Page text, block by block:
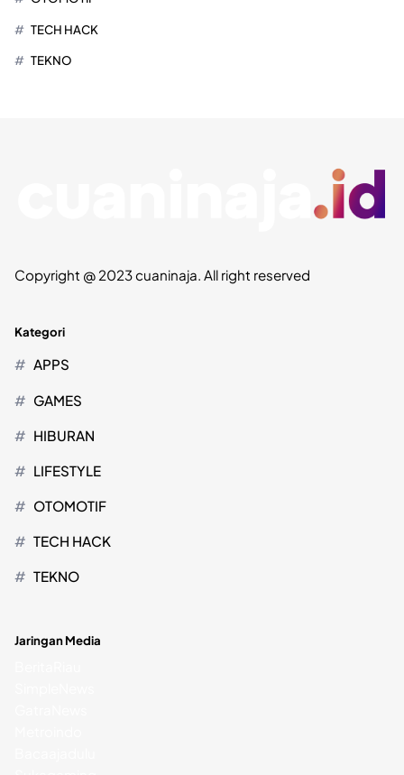
TECH HACK
TEKNO
Copyright @ 2023 cuaninaja. All right reserved
Kategori
APPS
GAMES
HIBURAN
LIFESTYLE
OTOMOTIF
TECH HACK
TEKNO
Jaringan Media